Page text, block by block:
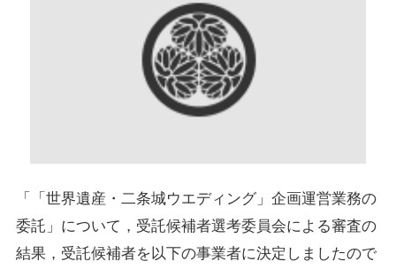
「「世界遺産・二条城ウエディング」企画運営業務の
委託」について，受託候補者選考委員会による審査の
結果，受託候補者を以下の事業者に決定しましたので